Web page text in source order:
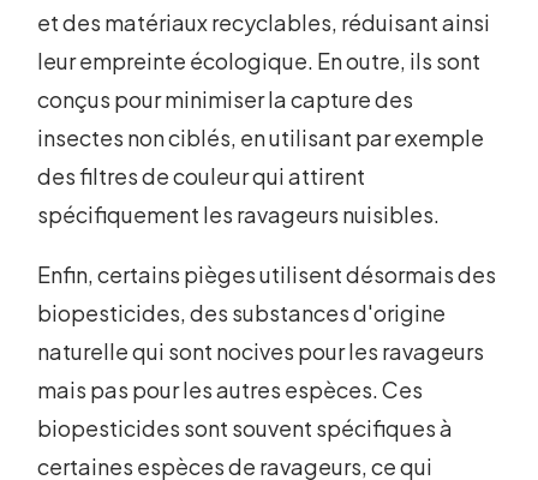
et des matériaux recyclables, réduisant ainsi
leur empreinte écologique. En outre, ils sont
conçus pour minimiser la capture des
insectes non ciblés, en utilisant par exemple
des filtres de couleur qui attirent
spécifiquement les ravageurs nuisibles.
Enfin, certains pièges utilisent désormais des
biopesticides, des substances d'origine
naturelle qui sont nocives pour les ravageurs
mais pas pour les autres espèces. Ces
biopesticides sont souvent spécifiques à
certaines espèces de ravageurs, ce qui